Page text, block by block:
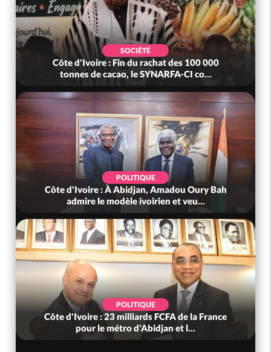
SOCIÉTÉ
Côte d'Ivoire : Fin du rachat des 100 000
tonnes de cacao, le SYNARFA-CI co...
POLITIQUE
Côte d'Ivoire : À Abidjan, Amadou Oury Bah
admire le modèle ivoirien et veu...
POLITIQUE
Côte d'Ivoire : 23 milliards FCFA de la France
pour le métro d'Abidjan et l...